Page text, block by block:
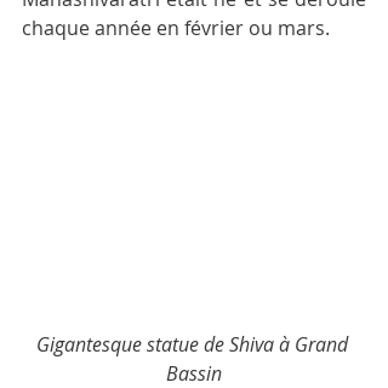
chaque année en février ou mars.
Gigantesque statue de Shiva à Grand
Bassin